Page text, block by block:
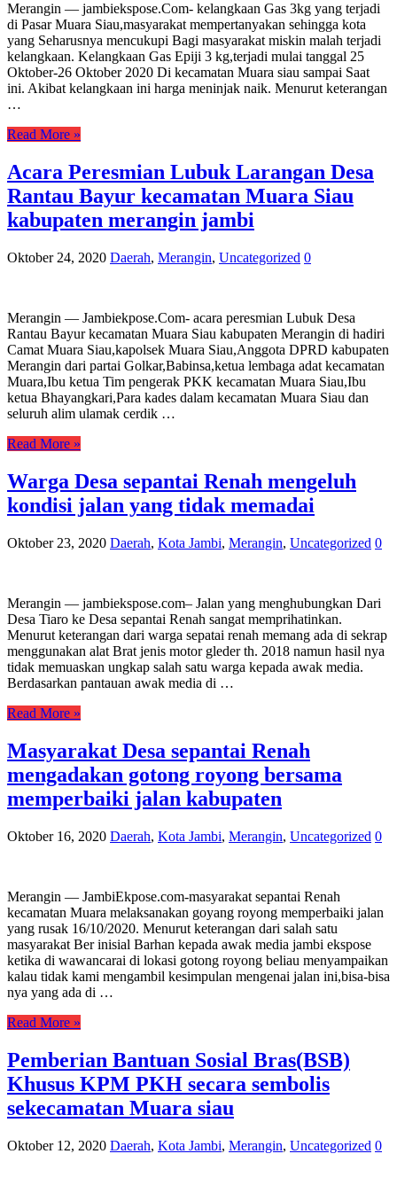
Merangin — jambiekspose.Com- kelangkaan Gas 3kg yang terjadi
di Pasar Muara Siau,masyarakat mempertanyakan sehingga kota
yang Seharusnya mencukupi Bagi masyarakat miskin malah terjadi
kelangkaan. Kelangkaan Gas Epiji 3 kg,terjadi mulai tanggal 25
Oktober-26 Oktober 2020 Di kecamatan Muara siau sampai Saat
ini. Akibat kelangkaan ini harga meninjak naik. Menurut keterangan
…
Read More »
Acara Peresmian Lubuk Larangan Desa
Rantau Bayur kecamatan Muara Siau
kabupaten merangin jambi
Oktober 24, 2020 Daerah, Merangin, Uncategorized 0
Merangin — Jambiekpose.Com- acara peresmian Lubuk Desa
Rantau Bayur kecamatan Muara Siau kabupaten Merangin di hadiri
Camat Muara Siau,kapolsek Muara Siau,Anggota DPRD kabupaten
Merangin dari partai Golkar,Babinsa,ketua lembaga adat kecamatan
Muara,Ibu ketua Tim pengerak PKK kecamatan Muara Siau,Ibu
ketua Bhayangkari,Para kades dalam kecamatan Muara Siau dan
seluruh alim ulamak cerdik …
Read More »
Warga Desa sepantai Renah mengeluh
kondisi jalan yang tidak memadai
Oktober 23, 2020 Daerah, Kota Jambi, Merangin, Uncategorized 0
Merangin — jambiekspose.com– Jalan yang menghubungkan Dari
Desa Tiaro ke Desa sepantai Renah sangat memprihatinkan.
Menurut keterangan dari warga sepatai renah memang ada di sekrap
menggunakan alat Brat jenis motor gleder th. 2018 namun hasil nya
tidak memuaskan ungkap salah satu warga kepada awak media.
Berdasarkan pantauan awak media di …
Read More »
Masyarakat Desa sepantai Renah
mengadakan gotong royong bersama
memperbaiki jalan kabupaten
Oktober 16, 2020 Daerah, Kota Jambi, Merangin, Uncategorized 0
Merangin — JambiEkpose.com-masyarakat sepantai Renah
kecamatan Muara melaksanakan goyang royong memperbaiki jalan
yang rusak 16/10/2020. Menurut keterangan dari salah satu
masyarakat Ber inisial Barhan kepada awak media jambi ekspose
ketika di wawancarai di lokasi gotong royong beliau menyampaikan
kalau tidak kami mengambil kesimpulan mengenai jalan ini,bisa-bisa
nya yang ada di …
Read More »
Pemberian Bantuan Sosial Bras(BSB)
Khusus KPM PKH secara sembolis
sekecamatan Muara siau
Oktober 12, 2020 Daerah, Kota Jambi, Merangin, Uncategorized 0